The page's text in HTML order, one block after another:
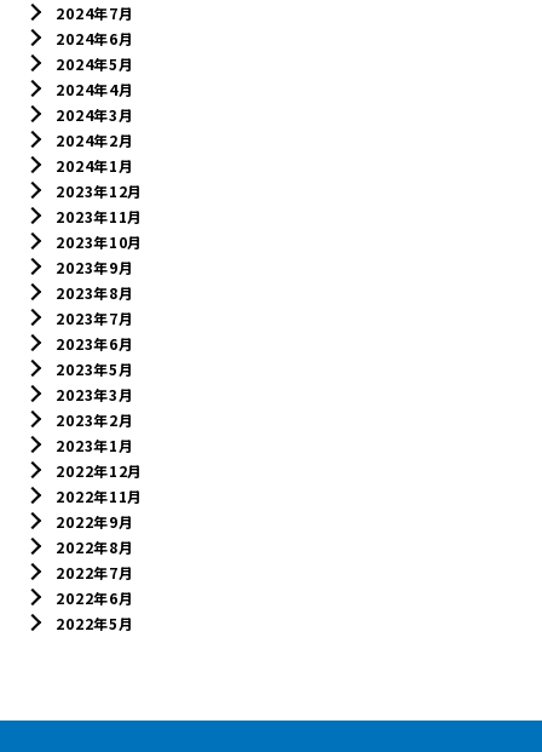
2024年7月
2024年6月
2024年5月
2024年4月
2024年3月
2024年2月
2024年1月
2023年12月
2023年11月
2023年10月
2023年9月
2023年8月
2023年7月
2023年6月
2023年5月
2023年3月
2023年2月
2023年1月
2022年12月
2022年11月
2022年9月
2022年8月
2022年7月
2022年6月
2022年5月